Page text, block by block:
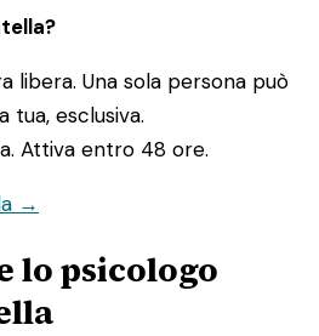
libera. Una sola persona può
tua, esclusiva.
Attiva entro 48 ore.
→
lo psicologo